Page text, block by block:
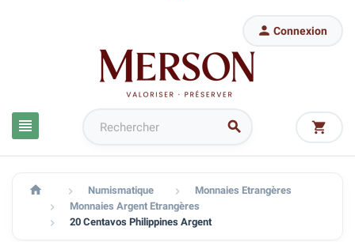
 
 Connexion

  Numismatique  Monnaies Etrangères
 Monnaies Argent Etrangères
 20 Centavos Philippines Argent